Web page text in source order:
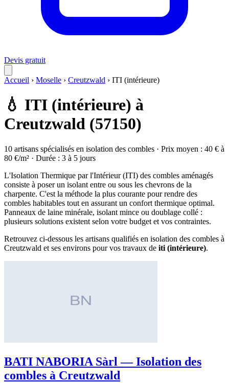
Devis gratuit
Accueil › Moselle › Creutzwald › ITI (intérieure)
💧 ITI (intérieure) à
Creutzwald (57150)
10 artisans spécialisés en isolation des combles · Prix moyen : 40 € à
80 €/m² · Durée : 3 à 5 jours
L'Isolation Thermique par l'Intérieur (ITI) des combles aménagés
consiste à poser un isolant entre ou sous les chevrons de la
charpente. C'est la méthode la plus courante pour rendre des
combles habitables tout en assurant un confort thermique optimal.
Panneaux de laine minérale, isolant mince ou doublage collé :
plusieurs solutions existent selon votre budget et vos contraintes.
Retrouvez ci-dessous les artisans qualifiés en isolation des combles à
Creutzwald et ses environs pour vos travaux de iti (intérieure).
BATI NABORIA Sàrl — Isolation des
combles à Creutzwald